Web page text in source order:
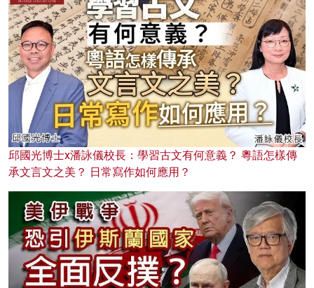
邱國光博士x潘詠儀校長：學習古文有何意義？ 粵語怎樣傳
承文言文之美？ 日常寫作如何應用？